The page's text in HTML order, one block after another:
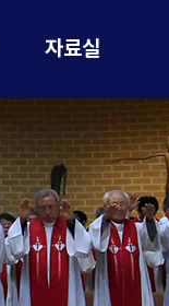
자료실